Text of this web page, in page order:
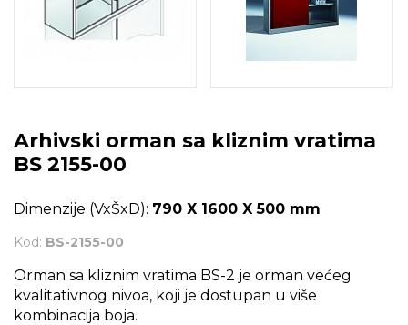
Arhivski orman sa kliznim vratima
BS 2155-00
Dimenzije (VxŠxD): 790 X 1600 X 500 mm
Kod: BS-2155-00
Orman sa kliznim vratima BS-2 je orman većeg
kvalitativnog nivoa, koji je dostupan u više
kombinacija boja.